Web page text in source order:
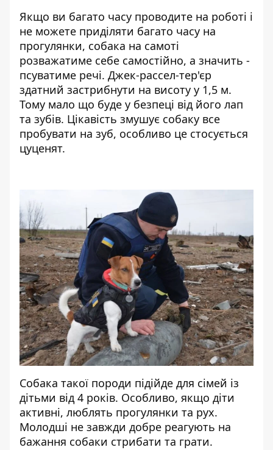
Якщо ви багато часу проводите на роботі і
не можете приділяти багато часу на
прогулянки, собака на самоті
розважатиме себе самостійно, а значить -
псуватиме речі. Джек-рассел-тер'єр
здатний застрибнути на висоту у 1,5 м.
Тому мало що буде у безпеці від його лап
та зубів. Цікавість змушує собаку все
пробувати на зуб, особливо це стосується
цуценят.
Собака такої породи підійде для сімей із
дітьми від 4 років. Особливо, якщо діти
активні, люблять прогулянки та рух.
Молодші не завжди добре реагують на
бажання собаки стрибати та грати.